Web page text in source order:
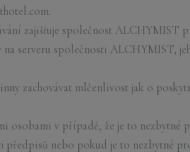
zajišťuje společnost ALCHYMIST
serveru společnosti ALCHYMIST,
zachovávat mlčenlivost jak o
osobami v případě, že je to nezbytné
nebo pokud je to nezbytné